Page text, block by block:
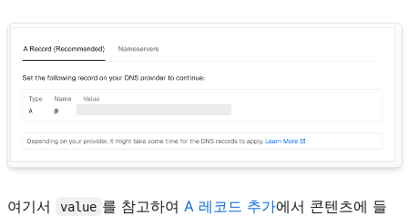
여기서 value 를 참고하여 A 레코드 추가에서 콘텐츠에 들